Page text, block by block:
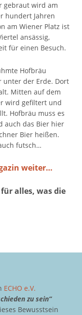
gebraut wird am
hundert Jahren
am Wiener Platz ist
ansässig,
für einen Besuch.
Hofbräu
unter der Erde. Dort
Mitten auf dem
wird gefiltert und
Hofbräu muss es
auch das Bier hier
Bier heißen.
futsch…
weiter…
alles, was die
ECHO e.V.
zu sein“
Bewusstsein